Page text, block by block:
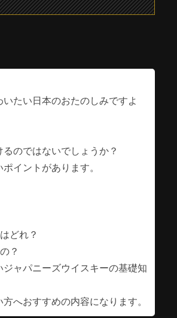
たい日本のおたのしみですよ
のではないでしょうか？
イントがあります。
どれ？
？
ャパニーズウイスキーの基礎知
へおすすめの内容になります。